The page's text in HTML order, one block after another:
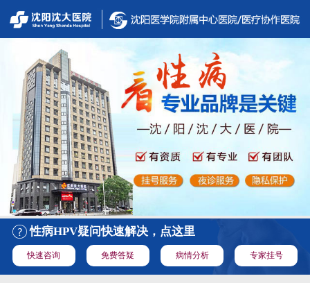
性病HPV疑问快速解决，点这里
快速咨询 免费答疑 病情分析 专家挂号